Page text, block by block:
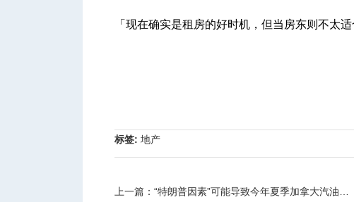
「现在确实是租房的好时机，但当房东则不太适
标签: 地产
上一篇： “特朗普因素”可能导致今年夏季加拿大汽油价格波动